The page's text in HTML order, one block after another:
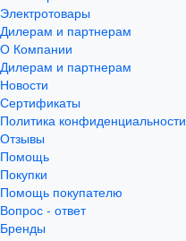
Электротовары
Дилерам и партнерам
О Компании
Дилерам и партнерам
Новости
Сертификаты
Политика конфиденциальности
Отзывы
Помощь
Покупки
Помощь покупателю
Вопрос - ответ
Бренды